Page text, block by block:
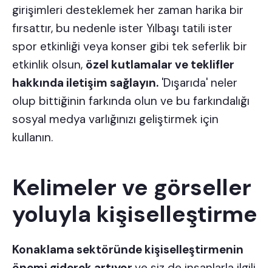
girişimleri desteklemek her zaman harika bir
fırsattır, bu nedenle ister Yılbaşı tatili ister
spor etkinliği veya konser gibi tek seferlik bir
etkinlik olsun, özel kutlamalar ve teklifler
hakkında iletişim sağlayın. 'Dışarıda' neler
olup bittiğinin farkında olun ve bu farkındalığı
sosyal medya varlığınızı geliştirmek için
kullanın.
Kelimeler ve görseller
yoluyla kişiselleştirme
Konaklama sektöründe kişiselleştirmenin